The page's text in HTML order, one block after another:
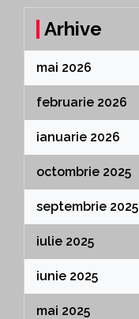
Arhive
mai 2026
februarie 2026
ianuarie 2026
octombrie 2025
septembrie 2025
iulie 2025
iunie 2025
mai 2025